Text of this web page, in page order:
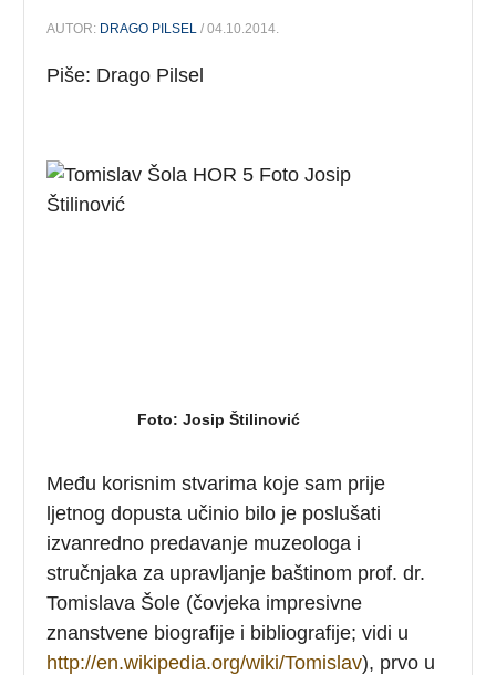
AUTOR: DRAGO PILSEL / 04.10.2014.
Piše: Drago Pilsel
Foto: Josip Štilinović
Među korisnim stvarima koje sam prije
ljetnog dopusta učinio bilo je poslušati
izvanredno predavanje muzeologa i
stručnjaka za upravljanje baštinom prof. dr.
Tomislava Šole (čovjeka impresivne
znanstvene biografije i bibliografije; vidi u
http://en.wikipedia.org/wiki/Tomislav), prvo u